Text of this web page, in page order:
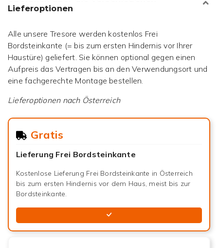
Lieferoptionen
Alle unsere Tresore werden kostenlos Frei
Bordsteinkante (= bis zum ersten Hindernis vor Ihrer
Haustüre) geliefert. Sie können optional gegen einen
Aufpreis das Vertragen bis an den Verwendungsort und
eine fachgerechte Montage bestellen.
Lieferoptionen nach Österreich
Gratis
Lieferung Frei Bordsteinkante
Kostenlose Lieferung Frei Bordsteinkante in Österreich
bis zum ersten Hindernis vor dem Haus, meist bis zur
Bordsteinkante.